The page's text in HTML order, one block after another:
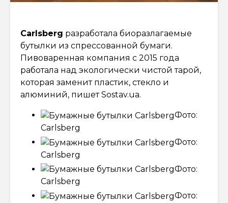
Carlsberg разработала биоразлагаемые
бутылки из спрессованной бумаги.
Пивоваренная компания с 2015 года
работала над экологически чистой тарой,
которая заменит пластик, стекло и
алюминий, пишет Sostav.ua.
Фото:
Carlsberg
Фото:
Carlsberg
Фото:
Carlsberg
Фото: